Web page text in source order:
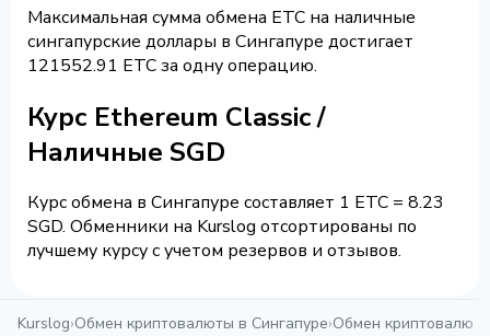
Максимальная сумма обмена ETC на наличные
сингапурские доллары в Сингапуре достигает
121552.91 ETC за одну операцию.
Курс Ethereum Classic /
Наличные SGD
Курс обмена в Сингапуре составляет 1 ETC = 8.23
SGD. Обменники на Kurslog отсортированы по
лучшему курсу с учетом резервов и отзывов.
Kurslog›Обмен криптовалюты в Сингапуре›Обмен